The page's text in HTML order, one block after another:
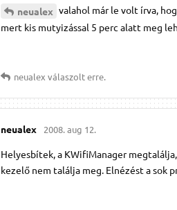
neualex valahol már le volt írva,
mert kis mutyizással 5 perc alatt meg
neualex válaszolt erre.
neualex 2008. aug 12.
Helyesbítek, a KWifiManager
kezelő nem találja meg. Elnézést a sok